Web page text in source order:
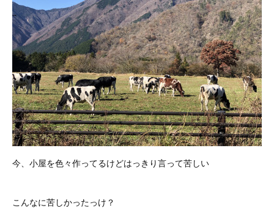
今、小屋を色々作ってるけどはっきり言って苦しい
こんなに苦しかったっけ？